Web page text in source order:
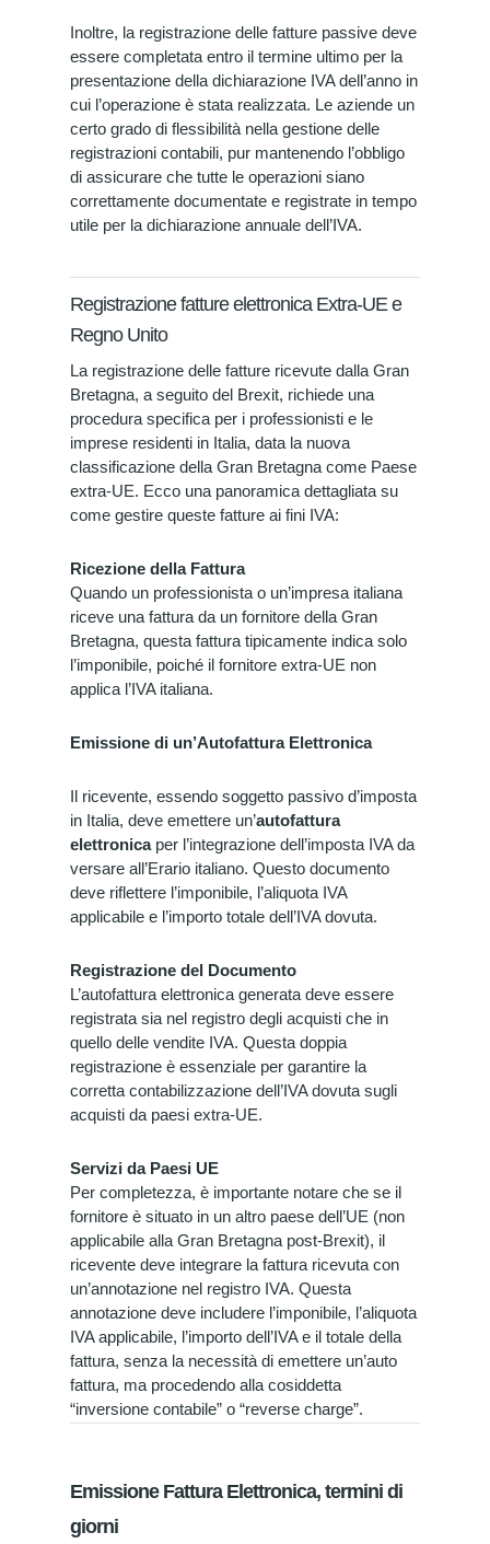
Inoltre, la registrazione delle fatture passive deve
essere completata entro il termine ultimo per la
presentazione della dichiarazione IVA dell’anno in
cui l’operazione è stata realizzata. Le aziende un
certo grado di flessibilità nella gestione delle
registrazioni contabili, pur mantenendo l’obbligo
di assicurare che tutte le operazioni siano
correttamente documentate e registrate in tempo
utile per la dichiarazione annuale dell’IVA.
Registrazione fatture elettronica Extra-UE e
Regno Unito
La registrazione delle fatture ricevute dalla Gran
Bretagna, a seguito del Brexit, richiede una
procedura specifica per i professionisti e le
imprese residenti in Italia, data la nuova
classificazione della Gran Bretagna come Paese
extra-UE. Ecco una panoramica dettagliata su
come gestire queste fatture ai fini IVA:
Ricezione della Fattura
Quando un professionista o un’impresa italiana
riceve una fattura da un fornitore della Gran
Bretagna, questa fattura tipicamente indica solo
l’imponibile, poiché il fornitore extra-UE non
applica l’IVA italiana.
Emissione di un’Autofattura Elettronica
Il ricevente, essendo soggetto passivo d’imposta
in Italia, deve emettere un’autofattura
elettronicaper l’integrazione dell’imposta IVA da
versare all’Erario italiano. Questo documento
deve riflettere l’imponibile, l’aliquota IVA
applicabile e l’importo totale dell’IVA dovuta.
Registrazione del Documento
L’autofattura elettronica generata deve essere
registrata sia nel registro degli acquisti che in
quello delle vendite IVA. Questa doppia
registrazione è essenziale per garantire la
corretta contabilizzazione dell’IVA dovuta sugli
acquisti da paesi extra-UE.
Servizi da Paesi UE
Per completezza, è importante notare che se il
fornitore è situato in un altro paese dell’UE (non
applicabile alla Gran Bretagna post-Brexit), il
ricevente deve integrare la fattura ricevuta con
un’annotazione nel registro IVA. Questa
annotazione deve includere l’imponibile, l’aliquota
IVA applicabile, l’importo dell’IVA e il totale della
fattura, senza la necessità di emettere un’auto
fattura, ma procedendo alla cosiddetta
“inversione contabile” o “reverse charge”.
Emissione Fattura Elettronica, termini di
giorni